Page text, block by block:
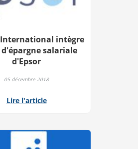
intègre
salariale
d'Epsor
05 décembre 2018
Lire l'article